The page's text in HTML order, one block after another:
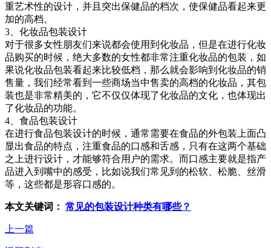
重艺术性的设计，并且突出保健品的档次，使保健品看起来更
加的高档。
3、化妆品包装设计
对于很多女性朋友们来说都会使用到化妆品，但是在进行化妆
品购买的时候，绝大多数的女性都非常注重化妆品的包装，如
果说化妆品包装看起来比较低档，那么就会影响到化妆品的销
售量，我们经常看到一些商场当中售卖的高档的化妆品，其包
装也是非常精美的，它不仅仅体现了化妆品的文化，也体现出
了化妆品的功能。
4、食品包装设计
在进行食品包装设计的时候，通常需要在食品的外包装上面凸
显出食品的特点，注重食品的口感和舌感，只有在这两个基础
之上进行设计，才能够符合用户的需求。而口感主要就是指产
品进入到嘴中的感受，比如说我们常见到的松软、松脆、丝滑
等，这些都是形容口感的。
本文关键词： 常见的包装设计种类有哪些？
上一篇